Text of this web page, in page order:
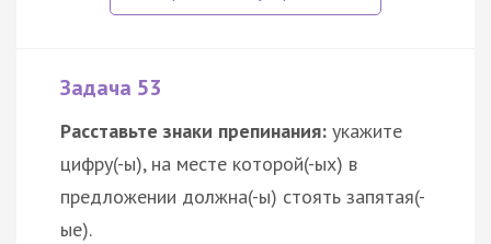
Задача 53
Расставьте знаки препинания: укажите
цифру(-ы), на месте которой(-ых) в
предложении должна(-ы) стоять запятая(-
ые).